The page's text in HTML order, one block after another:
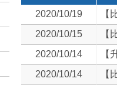
2020/10/19
【
2020/10/15
【
2020/10/14
【
2020/10/14
【